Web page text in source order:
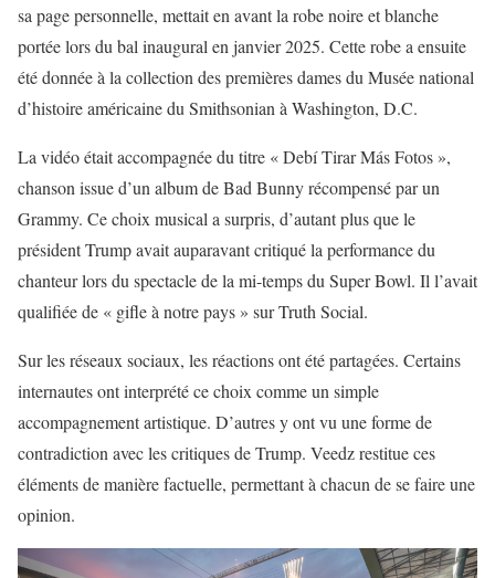
sa page personnelle, mettait en avant la robe noire et blanche
portée lors du bal inaugural en janvier 2025. Cette robe a ensuite
été donnée à la collection des premières dames du Musée national
d’histoire américaine du Smithsonian à Washington, D.C.
La vidéo était accompagnée du titre « Debí Tirar Más Fotos »,
chanson issue d’un album de Bad Bunny récompensé par un
Grammy. Ce choix musical a surpris, d’autant plus que le
président Trump avait auparavant critiqué la performance du
chanteur lors du spectacle de la mi-temps du Super Bowl. Il l’avait
qualifiée de « gifle à notre pays » sur Truth Social.
Sur les réseaux sociaux, les réactions ont été partagées. Certains
internautes ont interprété ce choix comme un simple
accompagnement artistique. D’autres y ont vu une forme de
contradiction avec les critiques de Trump. Veedz restitue ces
éléments de manière factuelle, permettant à chacun de se faire une
opinion.